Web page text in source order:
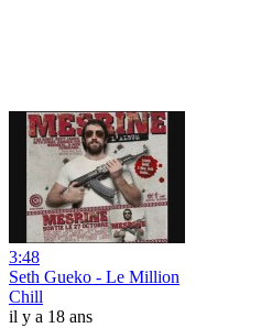
3:48
Seth Gueko - Le Million
Chill
il y a 18 ans